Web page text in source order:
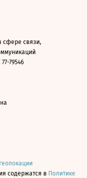
сфере связи,
79546
содержатся в Политике